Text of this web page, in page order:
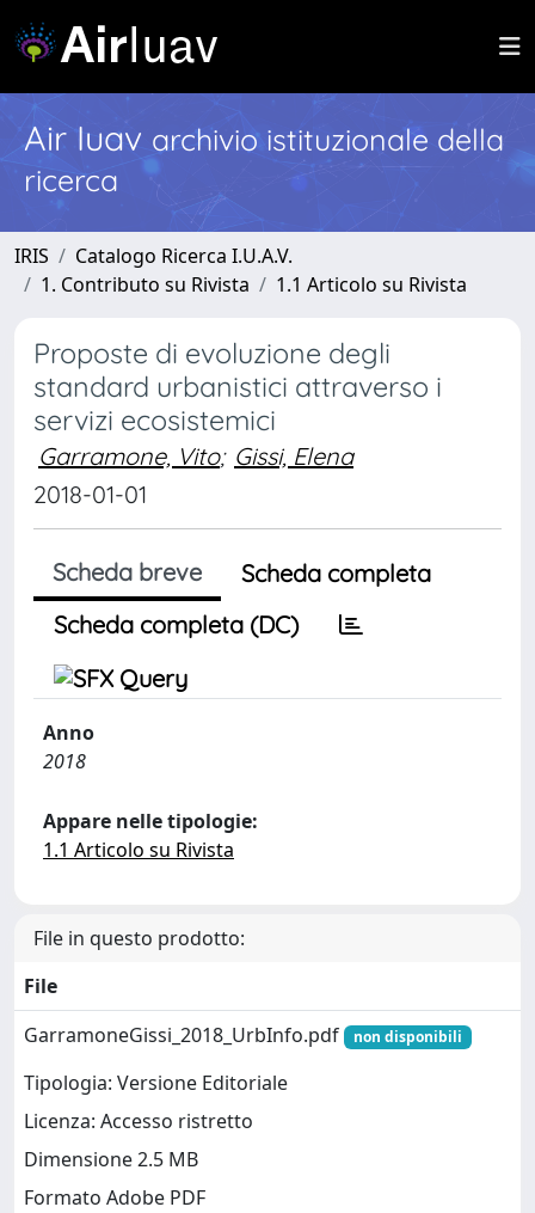
Air Iuav archivio istituzionale della
ricerca
IRIS
Catalogo Ricerca I.U.A.V.
1. Contributo su Rivista
1.1 Articolo su Rivista
Proposte di evoluzione degli
standard urbanistici attraverso i
servizi ecosistemici
Garramone, Vito; Gissi, Elena
2018-01-01
Scheda breve
Scheda completa
Scheda completa (DC)
Anno
2018
Appare nelle tipologie:
1.1 Articolo su Rivista
File in questo prodotto:
File
GarramoneGissi_2018_UrbInfo.pdf
non disponibili
Tipologia: Versione Editoriale
Licenza: Accesso ristretto
Dimensione 2.5 MB
Formato Adobe PDF